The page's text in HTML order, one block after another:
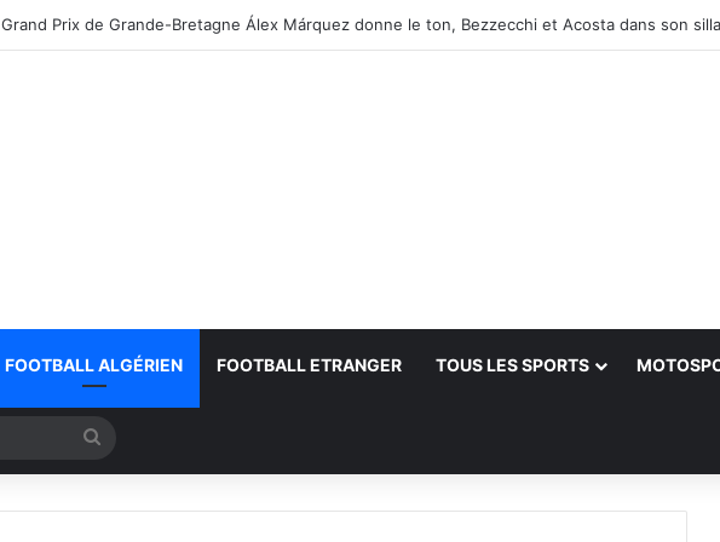
Grand Prix de Grande-Bretagne Álex Márquez donne le ton, Bezzecchi et Acosta dans son
FOOTBALL ALGÉRIEN FOOTBALL ETRANGER TOUS LES SPORTS